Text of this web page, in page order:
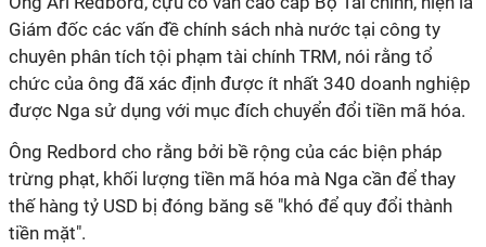
Giám đốc các vấn đề chính sách nhà nước tại công ty
chuyên phân tích tội phạm tài chính TRM, nói rằng tổ
chức của ông đã xác định được ít nhất 340 doanh nghiệp
được Nga sử dụng với mục đích chuyển đổi tiền mã hóa.
Ông Redbord cho rằng bởi bề rộng của các biện pháp
trừng phạt, khối lượng tiền mã hóa mà Nga cần để thay
thế hàng tỷ USD bị đóng băng sẽ "khó để quy đổi thành
tiền mặt".